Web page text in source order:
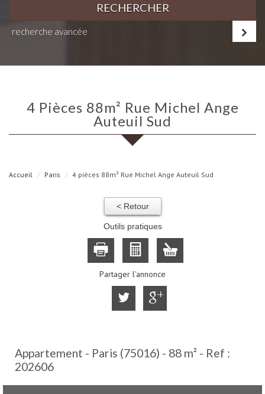
RECHERCHER
recherche avancée
4 Pièces 88m² Rue Michel Ange
Auteuil Sud
Accueil Paris 4 pièces 88m² Rue Michel Ange Auteuil Sud
< Retour
Outils pratiques
Partager l'annonce
Appartement - Paris (75016) - 88 m² - Ref :
202606